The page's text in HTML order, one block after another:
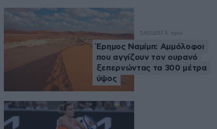
ΤΑΞΙΔΙ 11 λ. πριν
Έρημος Ναμίμπ: Αμμόλοφοι
που αγγίζουν τον ουρανό
ξεπερνώντας τα 300 μέτρα
ύψος